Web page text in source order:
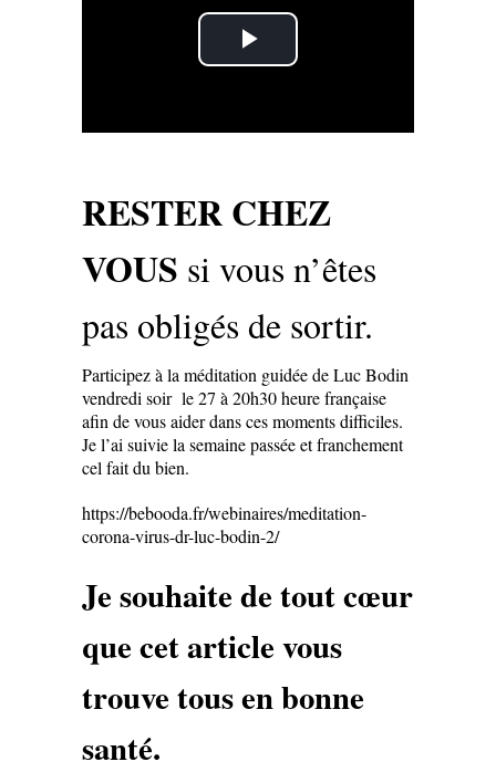
Play
RESTER CHEZ
VOUS si vous n’êtes
pas obligés de sortir.
Participez à la méditation guidée de Luc Bodin
vendredi soir le 27 à 20h30 heure française
afin de vous aider dans ces moments difficiles.
Je l’ai suivie la semaine passée et franchement
cel fait du bien.
https://bebooda.fr/webinaires/meditation-
corona-virus-dr-luc-bodin-2/
Je souhaite de tout cœur
que cet article vous
trouve tous en bonne
santé.